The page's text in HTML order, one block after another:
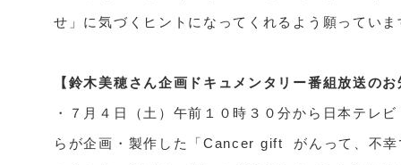
せ」に気づくヒントになってくれるよう願っていま
【鈴木美穂さん企画ドキュメンタリー番組放送の
・７月４日（土）午前１０時３０分から日本テレ
らが企画・製作した「Cancer gift  がんって、不